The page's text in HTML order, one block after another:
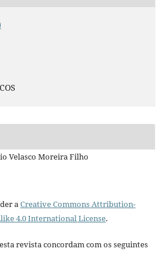
Velasco Moreira Filho
a Creative Commons Attribution-
4.0 International License.
revista concordam com os seguintes